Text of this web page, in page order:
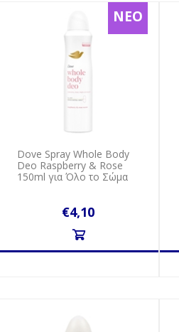
ΝΕΟ
Dove Spray Whole Body
Deo Raspberry & Rose
150ml για Όλο το Σώμα
€4,10